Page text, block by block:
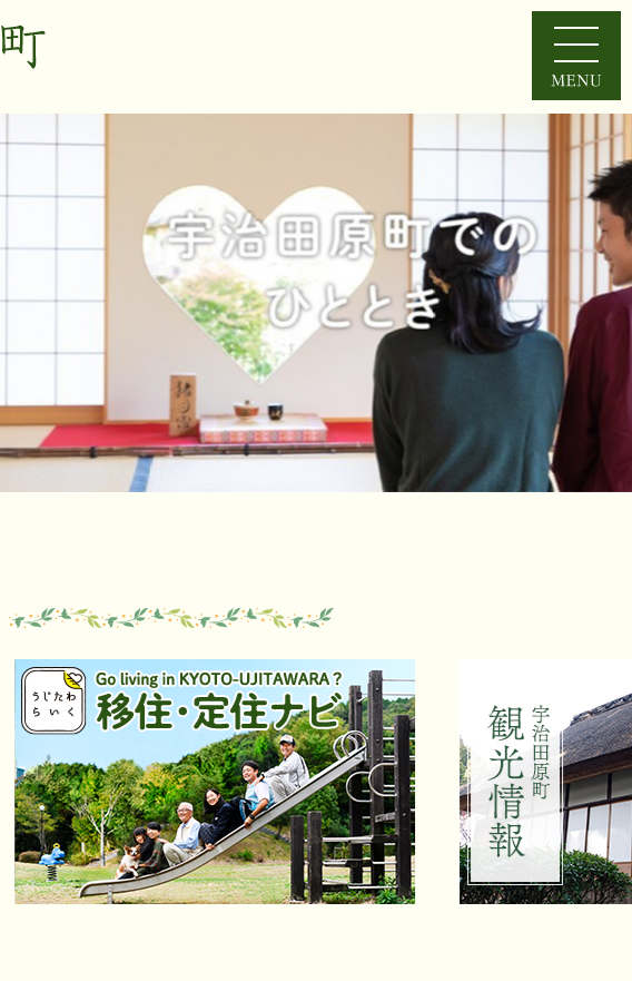
枚
ス
ド
3
枚
目
ス
ラ
イ
ド
の
ス
ラ
イ
ド